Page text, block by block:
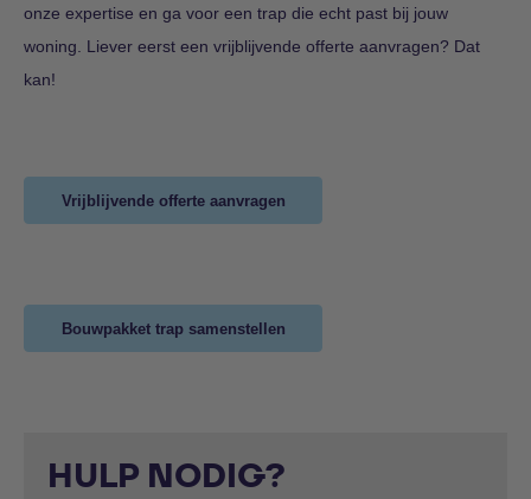
onze expertise en ga voor een trap die echt past bij jouw
woning. Liever eerst een vrijblijvende offerte aanvragen? Dat
kan!
Vrijblijvende offerte aanvragen
Bouwpakket trap samenstellen
HULP NODIG?